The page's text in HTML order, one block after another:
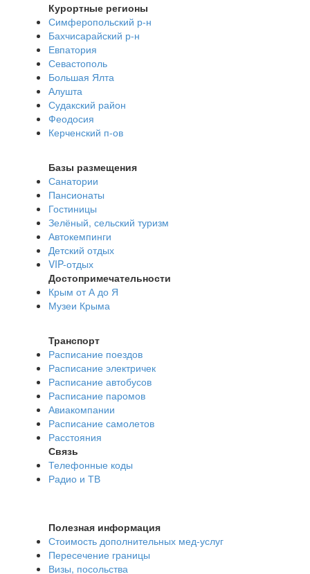
Курортные регионы
Симферопольский р-н
Бахчисарайский р-н
Евпатория
Севастополь
Большая Ялта
Алушта
Судакский район
Феодосия
Керченский п-ов
Базы размещения
Санатории
Пансионаты
Гостиницы
Зелёный, сельский туризм
Автокемпинги
Детский отдых
VIP-отдых
Достопримечательности
Крым от А до Я
Музеи Крыма
Транспорт
Расписание поездов
Расписание электричек
Расписание автобусов
Расписание паромов
Авиакомпании
Расписание самолетов
Расстояния
Связь
Телефонные коды
Радио и ТВ
Полезная информация
Стоимость дополнительных мед-услуг
Пересечение границы
Визы, посольства